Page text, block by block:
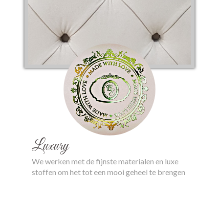
Luxury
We werken met de fijnste materialen en luxe
stoffen om het tot een mooi geheel te brengen